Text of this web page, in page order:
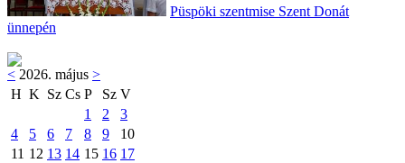
Püspöki szentmise Szent Donát
ünnepén
< 2026. május >
H K Sz Cs P Sz V
1
2
3
4
5 6 7 8 9
10
11 12 13 14 15 16 17